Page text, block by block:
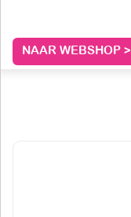
NAAR WEBSHOP >